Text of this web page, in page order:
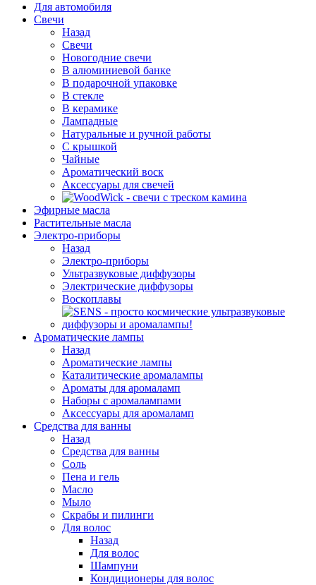
Для автомобиля
Свечи
Назад
Свечи
Новогодние свечи
В алюминиевой банке
В подарочной упаковке
В стекле
В керамике
Лампадные
Натуральные и ручной работы
С крышкой
Чайные
Ароматический воск
Аксессуары для свечей
Эфирные масла
Растительные масла
Электро-приборы
Назад
Электро-приборы
Ультразвуковые диффузоры
Электрические диффузоры
Воскоплавы
Ароматические лампы
Назад
Ароматические лампы
Каталитические аромалампы
Ароматы для аромаламп
Наборы с аромалампами
Аксессуары для аромаламп
Средства для ванны
Назад
Средства для ванны
Соль
Пена и гель
Масло
Мыло
Скрабы и пилинги
Для волос
Назад
Для волос
Шампуни
Кондиционеры для волос